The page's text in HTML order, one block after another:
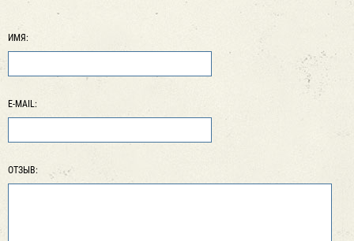
ИМЯ:
E-MAIL:
ОТЗЫВ: